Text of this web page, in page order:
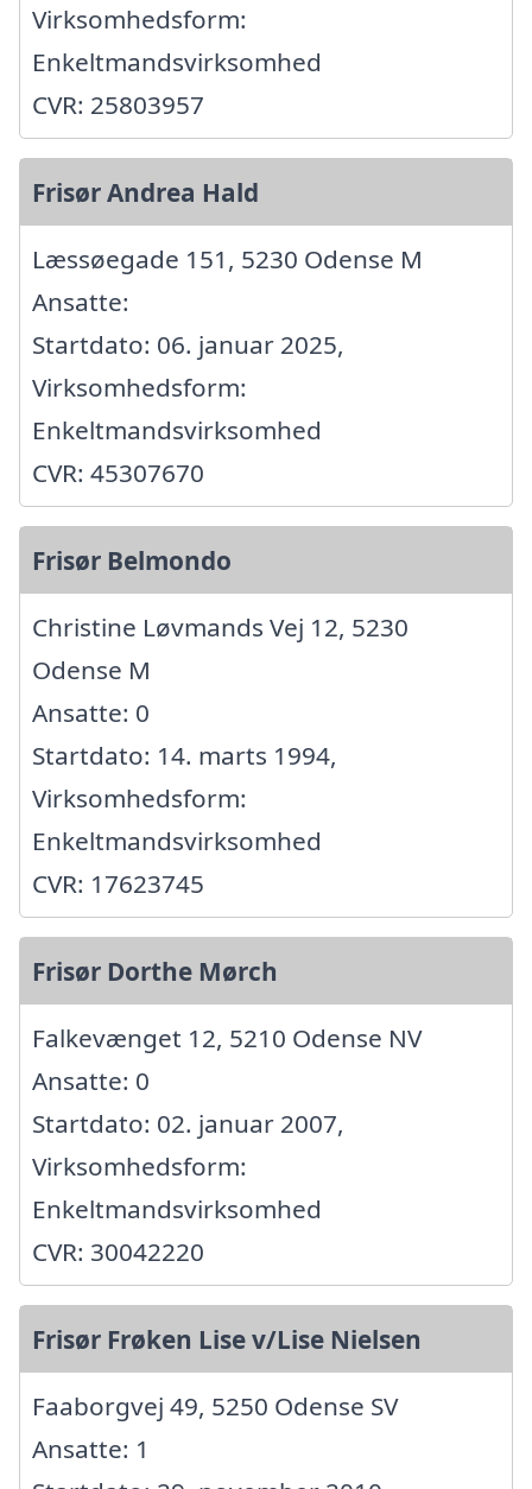
Virksomhedsform:
Enkeltmandsvirksomhed
CVR: 25803957
Frisør Andrea Hald
Læssøegade 151, 5230 Odense M
Ansatte:
Startdato: 06. januar 2025,
Virksomhedsform:
Enkeltmandsvirksomhed
CVR: 45307670
Frisør Belmondo
Christine Løvmands Vej 12, 5230
Odense M
Ansatte: 0
Startdato: 14. marts 1994,
Virksomhedsform:
Enkeltmandsvirksomhed
CVR: 17623745
Frisør Dorthe Mørch
Falkevænget 12, 5210 Odense NV
Ansatte: 0
Startdato: 02. januar 2007,
Virksomhedsform:
Enkeltmandsvirksomhed
CVR: 30042220
Frisør Frøken Lise v/Lise Nielsen
Faaborgvej 49, 5250 Odense SV
Ansatte: 1